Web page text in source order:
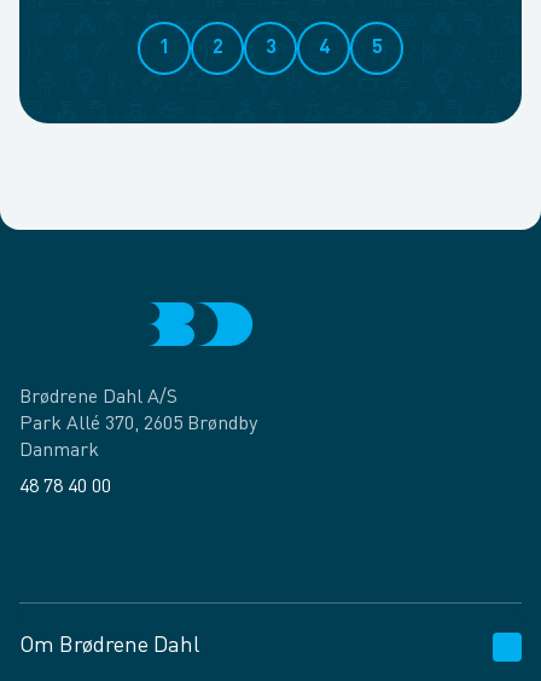
1 2 3 4 5
Brødrene Dahl A/S
Park Allé 370, 2605 Brøndby
Danmark
48 78 40 00
Om Brødrene Dahl